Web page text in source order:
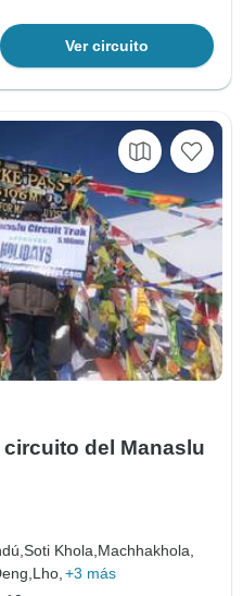
Ver circuito
del Manaslu
Soti Khola, Machhakhola,
Lho, +3 más